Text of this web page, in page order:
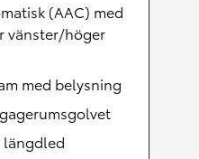
(AAC) med
vänster/höger
med belysning
längdled